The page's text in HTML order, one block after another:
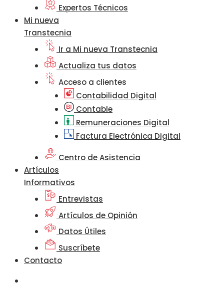
Expertos Técnicos
Mi nueva
Transtecnia
Ir a Mi nueva Transtecnia
Actualiza tus datos
Acceso a clientes
Contabilidad Digital
Contable
Remuneraciones Digital
Factura Electrónica Digital
Centro de Asistencia
Artículos
Informativos
Entrevistas
Artículos de Opinión
Datos Útiles
Suscríbete
Contacto